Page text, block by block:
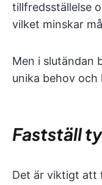
tillfredsställelse
vilket minskar
Men i slutändan
unika behov och
Fastställ
Det är viktigt att